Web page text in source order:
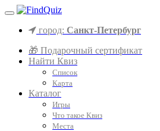
город: Санкт-Петербург
🎁 Подарочный сертификат
Найти Квиз
Список
Карта
Каталог
Игры
Что такое Квиз
Места